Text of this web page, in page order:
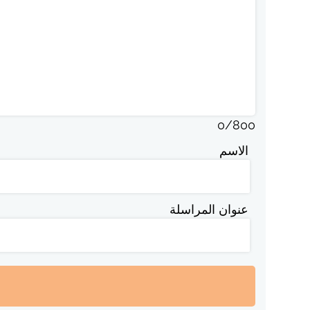
0/800
الاسم
عنوان المراسلة